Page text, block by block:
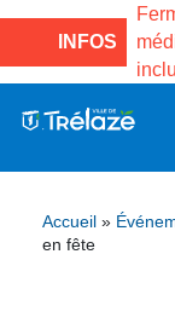
INFOS
la Maison des
de Gama du
Projets
–
Accueil »
en fête